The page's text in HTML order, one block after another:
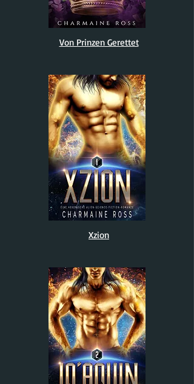
Von Prinzen Gerettet
Xzion